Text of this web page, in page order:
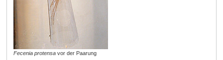
Fecenia protensavor der Paarung